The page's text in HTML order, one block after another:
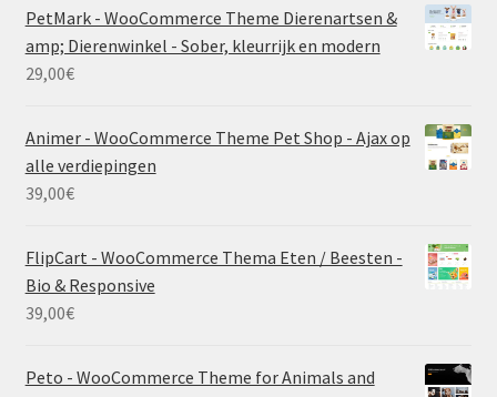
PetMark - WooCommerce Theme Dierenartsen &
amp; Dierenwinkel - Sober, kleurrijk en modern
29,00€
Animer - WooCommerce Theme Pet Shop - Ajax op
alle verdiepingen
39,00€
FlipCart - WooCommerce Thema Eten / Beesten -
Bio & Responsive
39,00€
Peto - WooCommerce Theme for Animals and